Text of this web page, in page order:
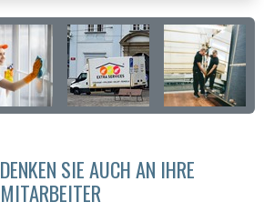
DENKEN SIE AUCH AN IHRE
MITARBEITER